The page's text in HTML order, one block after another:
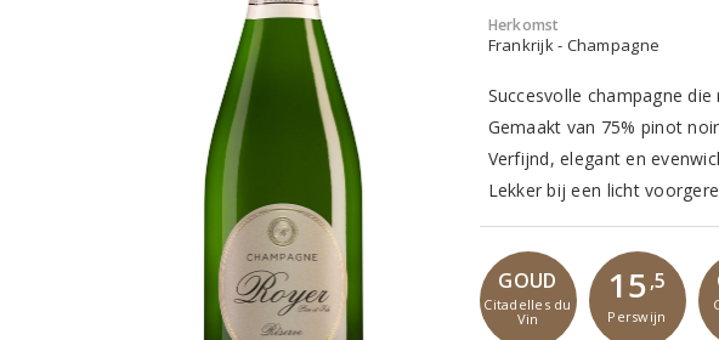
Herkomst
Frankrijk - Champagne
Succesvolle champagne
Gemaakt van 75% pinot
Verfijnd, elegant en
Lekker bij een licht
GOUD
Citadelles du
Vin
15,5
Perswijn